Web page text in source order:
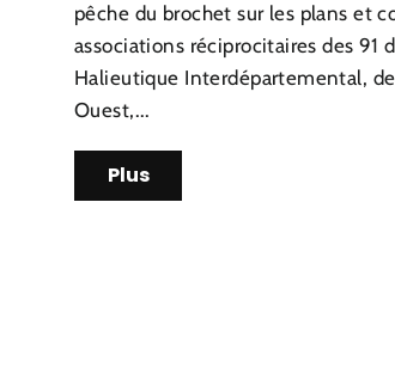
pêche du brochet sur les plans et
associations réciprocitaires des 91
Halieutique Interdépartemental,
Ouest,...
Plus